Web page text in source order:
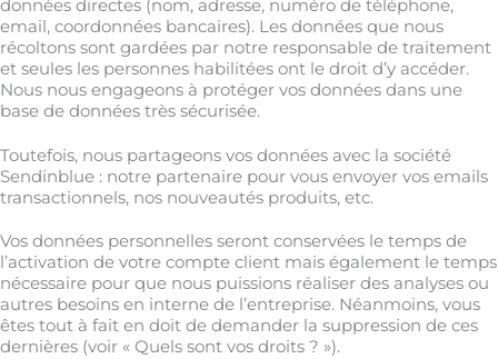
données directes (nom, adresse, numéro de téléphone,
email, coordonnées bancaires). Les données que nous
récoltons sont gardées par notre responsable de traitement
et seules les personnes habilitées ont le droit d’y accéder.
Nous nous engageons à protéger vos données dans une
base de données très sécurisée.
Toutefois, nous partageons vos données avec la société
Sendinblue : notre partenaire pour vous envoyer vos emails
transactionnels, nos nouveautés produits, etc.
Vos données personnelles seront conservées le temps de
l’activation de votre compte client mais également le temps
nécessaire pour que nous puissions réaliser des analyses ou
autres besoins en interne de l’entreprise. Néanmoins, vous
êtes tout à fait en doit de demander la suppression de ces
dernières (voir « Quels sont vos droits ? »).